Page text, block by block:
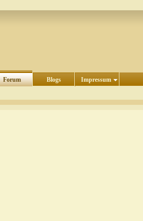
Forum Blogs Impressum